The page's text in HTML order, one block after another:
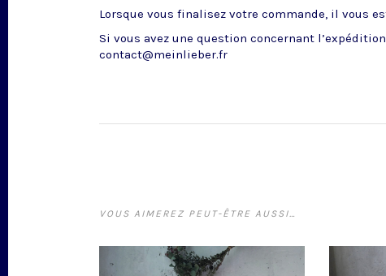
Lorsque vous finalisez votre commande, il vous
Si vous avez une question concernant
contact@meinlieber.fr
VOUS AIMEREZ PEUT-ÊTRE AUSSI…